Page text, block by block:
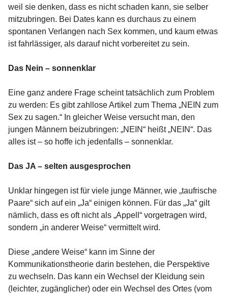
weil sie denken, dass es nicht schaden kann, sie selber
mitzubringen. Bei Dates kann es durchaus zu einem
spontanen Verlangen nach Sex kommen, und kaum etwas
ist fahrlässiger, als darauf nicht vorbereitet zu sein.
Das Nein – sonnenklar
Eine ganz andere Frage scheint tatsächlich zum Problem
zu werden: Es gibt zahllose Artikel zum Thema „NEIN zum
Sex zu sagen.“ In gleicher Weise versucht man, den
jungen Männern beizubringen: „NEIN“ heißt „NEIN“. Das
alles ist – so hoffe ich jedenfalls – sonnenklar.
Das JA – selten ausgesprochen
Unklar hingegen ist für viele junge Männer, wie „taufrische
Paare“ sich auf ein „Ja“ einigen können. Für das „Ja“ gilt
nämlich, dass es oft nicht als „Appell“ vorgetragen wird,
sondern „in anderer Weise“ vermittelt wird.
Diese „andere Weise“ kann im Sinne der
Kommunikationstheorie darin bestehen, die Perspektive
zu wechseln. Das kann ein Wechsel der Kleidung sein
(leichter, zugänglicher) oder ein Wechsel des Ortes (vom